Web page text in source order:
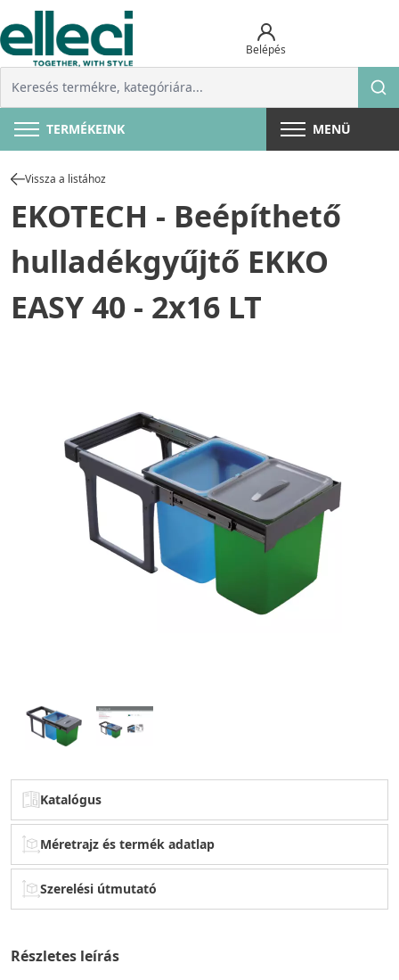
Belépés
TERMÉKEINK MENÜ
Vissza a listához
EKOTECH - Beépíthető
hulladékgyűjtő EKKO
EASY 40 - 2x16 LT
Katalógus
Méretrajz és termék adatlap
Szerelési útmutató
Részletes leírás